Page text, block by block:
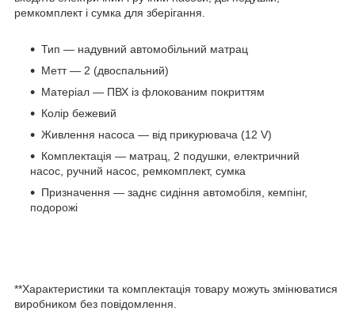
ремкомплект і сумка для зберігання.
Тип — надувний автомобільний матрац
Метт — 2 (двоспальний)
Матеріал — ПВХ із флокованим покриттям
Колір бежевий
Живлення насоса — від прикурювача (12 V)
Комплектація — матрац, 2 подушки, електричний
насос, ручний насос, ремкомплект, сумка
Призначення — заднє сидіння автомобіля, кемпінг,
подорожі
**Характеристики та комплектація товару можуть змінюватися
виробником без повідомлення.